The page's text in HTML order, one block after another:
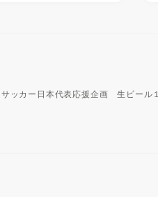
サッカー日本代表応援企画 生ビール